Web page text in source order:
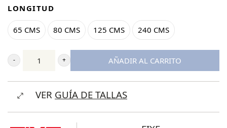
desde
8,50 €
hasta
21,25 €
LONGITUD
65 CMS 80 CMS 125 CMS 240 CMS
Fixe
Anillo
Fosca
AÑADIR AL CARRITO
VER GUÍA DE TALLAS